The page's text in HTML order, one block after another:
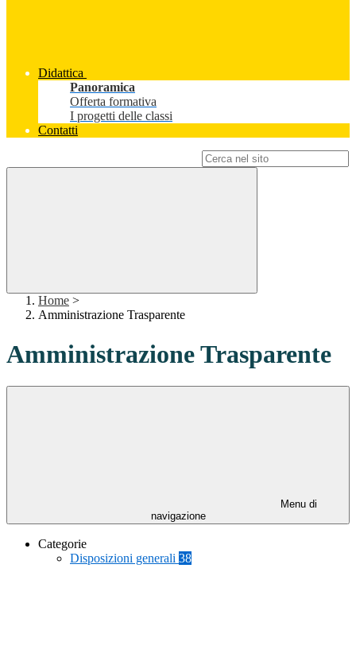
Didattica
Panoramica
Offerta formativa
I progetti delle classi
Contatti
Home >
Amministrazione Trasparente
Amministrazione Trasparente
Menu di
navigazione
Categorie
Disposizioni generali 38